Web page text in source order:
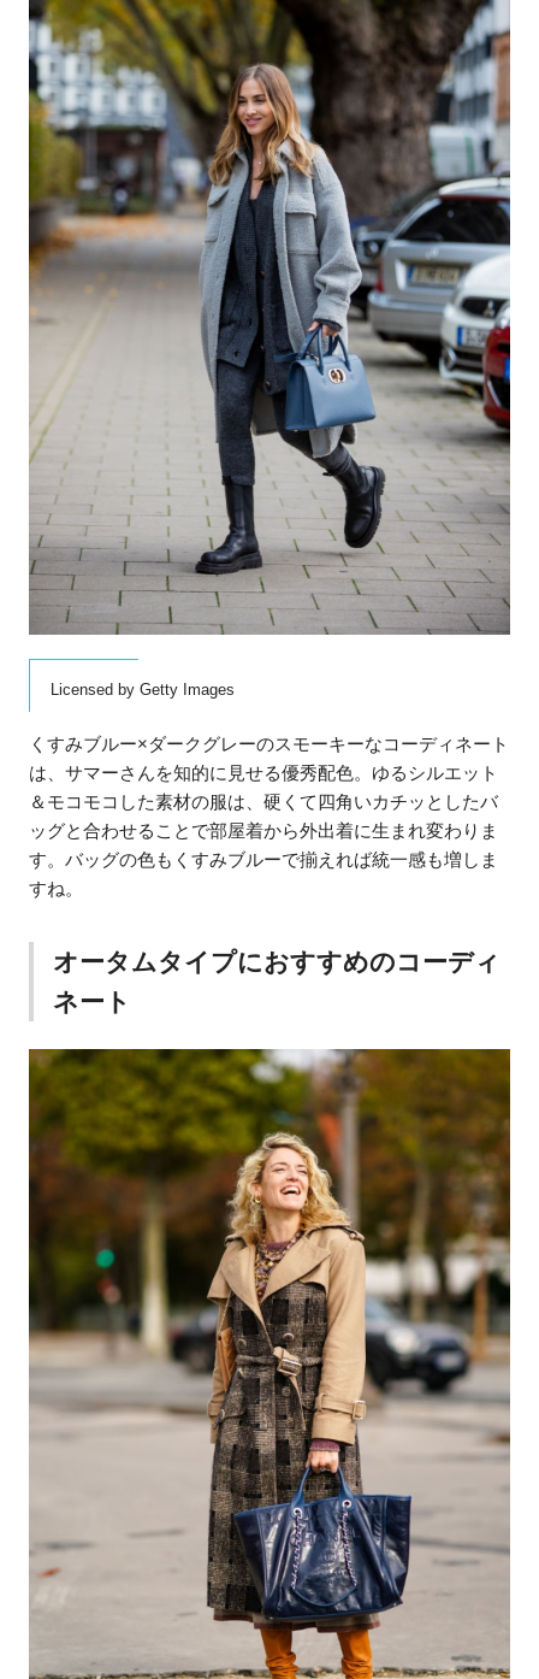
Licensed by Getty Images
くすみブルー×ダークグレーのスモーキーなコーディネート
は、サマーさんを知的に見せる優秀配色。ゆるシルエット
＆モコモコした素材の服は、硬くて四角いカチッとしたバ
ッグと合わせることで部屋着から外出着に生まれ変わりま
す。バッグの色もくすみブルーで揃えれば統一感も増しま
すね。
オータムタイプにおすすめのコーディ
ネート